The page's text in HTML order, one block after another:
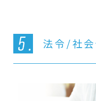
法令/社